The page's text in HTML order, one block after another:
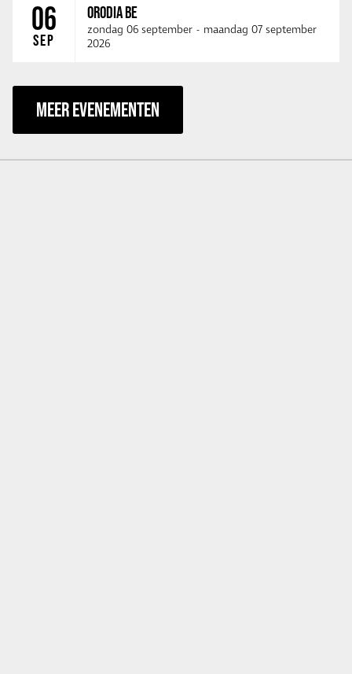
06
SEP
ORODIA BE
zondag 06 september - maandag 07 september
2026
MEER EVENEMENTEN